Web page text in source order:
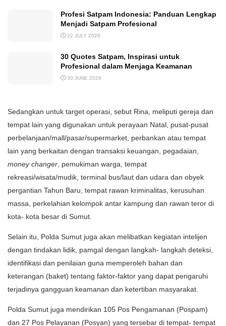
Profesi Satpam Indonesia: Panduan Lengkap
Menjadi Satpam Profesional
22 JULY 2026
30 Quotes Satpam, Inspirasi untuk
Profesional dalam Menjaga Keamanan
30 JUNE 2026
Sedangkan untuk target operasi, sebut Rina, meliputi gereja dan
tempat lain yang digunakan untuk perayaan Natal, pusat-pusat
perbelanjaan/mall/pasar/supermarket, perbankan atau tempat
lain yang berkaitan dengan transaksi keuangan, pegadaian,
money changer , pemukiman warga, tempat
rekreasi/wisata/mudik, terminal bus/laut dan udara dan obyek
pergantian Tahun Baru, tempat rawan kriminalitas, kerusuhan
massa, perkelahian kelompok antar kampung dan rawan teror di
kota- kota besar di Sumut.
Selain itu, Polda Sumut juga akan melibatkan kegiatan intelijen
dengan tindakan lidik, pamgal dengan langkah- langkah deteksi,
identifikasi dan penilaian guna memperoleh bahan dan
keterangan (baket) tentang faktor-faktor yang dapat pengaruhi
terjadinya gangguan keamanan dan ketertiban masyarakat.
Polda Sumut juga mendirikan 105 Pos Pengamanan (Pospam)
dan 27 Pos Pelayanan (Posyan) yang tersebar di tempat- tempat